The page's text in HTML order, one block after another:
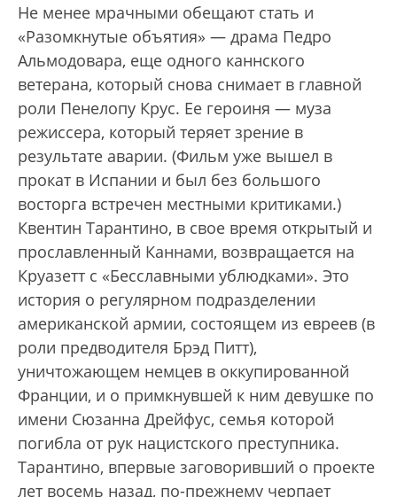
Не менее мрачными обещают стать и
«Разомкнутые объятия» — драма Педро
Альмодовара, еще одного каннского
ветерана, который снова снимает в главной
роли Пенелопу Крус. Ее героиня — муза
режиссера, который теряет зрение в
результате аварии. (Фильм уже вышел в
прокат в Испании и был без большого
восторга встречен местными критиками.)
Квентин Тарантино, в свое время открытый и
прославленный Каннами, возвращается на
Круазетт с «Бесславными ублюдками». Это
история о регулярном подразделении
американской армии, состоящем из евреев (в
роли предводителя Брэд Питт),
уничтожающем немцев в оккупированной
Франции, и о примкнувшей к ним девушке по
имени Сюзанна Дрейфус, семья которой
погибла от рук нацистского преступника.
Тарантино, впервые заговоривший о проекте
лет восемь назад, по-прежнему черпает